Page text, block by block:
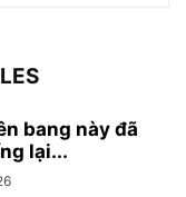
bang này đã
lại...